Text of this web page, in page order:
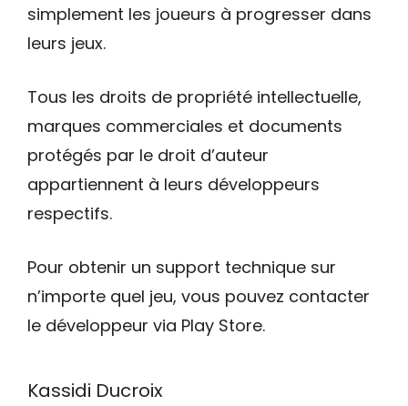
simplement les joueurs à progresser dans
leurs jeux.
Tous les droits de propriété intellectuelle,
marques commerciales et documents
protégés par le droit d’auteur
appartiennent à leurs développeurs
respectifs.
Pour obtenir un support technique sur
n’importe quel jeu, vous pouvez contacter
le développeur via Play Store.
Kassidi Ducroix